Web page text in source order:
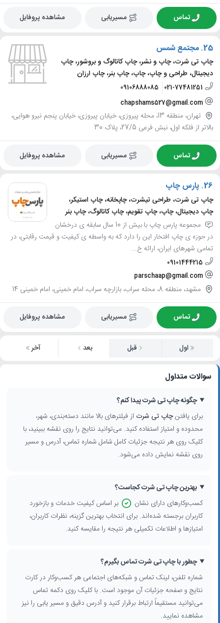
تماس مسیریابی مشاهده پروفایل
25. مجتمع شمس
چاپ تی شرت، چاپ و نشر، چاپ کاتالوگ و بروشور، چاپ
دیجیتال، طراحی و چاپ، چاپ، چاپ بنر، چاپ ارزان
021-77481251
09106888085
chapshams527@gmail.com
تهران، منطقه 13، محله پیروزی، خیابان پیروزی، خیابان پنجم نیرو هوایی،
بالاتر از فلکه اول، نبش فرعی 27/5، پلاک 30
تماس مسیریابی مشاهده پروفایل
26. پارس چاپ
چاپ تی شرت، طراحی تیشرت، چاپخانه، چاپ استیکر،
چاپ دیجیتال، چاپ، چاپ تقویم، چاپ کاتالوگ، چاپ بنر
مجموعه پارس چاپ با بیش از 10 سال سابقه ی درخشان
در حوزه ی چاپ افتخار این را دارد که به واسطه ی کیفیت و قیمت رقابتی، در
تمامی شهرهای ایران، ارائه خ...
09101444215
parschaap@gmail.com
مشهد، منطقه 8، محله سراب، بازارچه سراب، امام خمینی، امام خمینی 14
تماس مسیریابی مشاهده پروفایل
اول قبل بعد آخر
سوالات متداول
چگونه چاپ تی شرت پیدا کنم؟
برای یافتنچاپ تی شرت از فیلترهای بالا مانند دسته‌بندی، شهر،
محدوده و امتیاز استفاده کنید. می‌توانید نتایج را روی نقشه ببینید، با
کلیک روی هر نتیجه جزئیات کامل شامل شماره تماس، آدرس و مسیر
روی نقشه نمایش داده می‌شود.
بهترین چاپ تی شرت کجاست؟
کسب‌وکارهای دارای نشان
بر اساس کیفیت خدمات و بازخورد
کاربران برجسته شده‌اند. برای انتخاب بهترین گزینه، نظرات کاربران،
امتیازها و اطلاعات تکمیلی هر نتیجه را مقایسه کنید.
چطور با چاپ تی شرت تماس بگیرم؟
شماره تلفن، لینک تماس و شبکه‌های اجتماعی هر کسب‌وکار در کارت
نتایج و صفحه جزئیات آن موجود است. با کلیک روی دکمه تماس
می‌توانید مستقیماً ارتباط برقرار کنید و آدرس دقیق و مسیر یابی را نیز
مشاهده نمایید.